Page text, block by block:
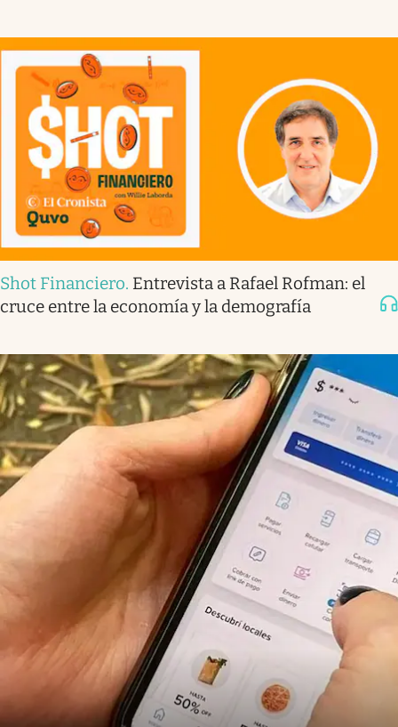
Shot Financiero. Entrevista a Rafael Rofman: el
cruce entre la economía y la demografía